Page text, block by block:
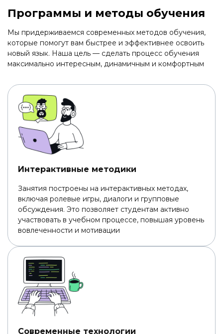
Программы и методы обучения
Мы придерживаемся современных методов обучения,
которые помогут вам быстрее и эффективнее освоить
новый язык. Наша цель — сделать процесс обучения
максимально интересным, динамичным и комфортным
Интерактивные методики
Занятия построены на интерактивных методах,
включая ролевые игры, диалоги и групповые
обсуждения. Это позволяет студентам активно
участвовать в учебном процессе, повышая уровень
вовлеченности и мотивации
Современные технологии